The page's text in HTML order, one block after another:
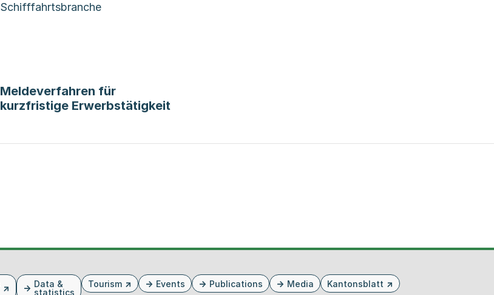
Schifffahrtsbranche
Meldeverfahren für
kurzfristige Erwerbstätigkeit
Data &
statistics
Tourism Events Publications Media Kantonsblatt